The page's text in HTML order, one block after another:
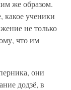
же образом.
какое ученики
не только
что им
они
додзё, в